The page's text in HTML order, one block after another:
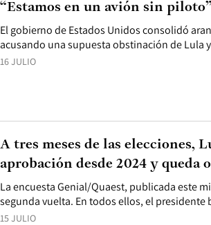
16 JULIO
El gobierno de Estados Unidos consolidó
acusando una supuesta obstinación de Lula
“Estamos en un avión sin piloto”
15 JULIO
La encuesta Genial/Quaest, publicada este
segunda vuelta. En todos ellos, el presidente
A tres meses de las elecciones,
aprobación desde 2024 y queda